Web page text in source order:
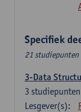
Specifiek
21 studiepunten
3-Data
3 studiepunten
Lesgever(s):